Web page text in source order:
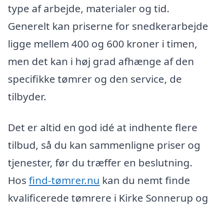
type af arbejde, materialer og tid.
Generelt kan priserne for snedkerarbejde
ligge mellem 400 og 600 kroner i timen,
men det kan i høj grad afhænge af den
specifikke tømrer og den service, de
tilbyder.
Det er altid en god idé at indhente flere
tilbud, så du kan sammenligne priser og
tjenester, før du træffer en beslutning.
Hos find-tømrer.nu kan du nemt finde
kvalificerede tømrere i Kirke Sonnerup og